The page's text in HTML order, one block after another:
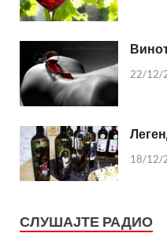
22/12/
18/12/
СЛУШАЈТЕ РАДИО